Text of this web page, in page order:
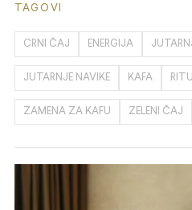
TAGOVI
CRNI ČAJ ENERGIJA
JUTARNJE NAVIKE KAFA
ZAMENA ZA KAFU ZELENI ČAJ